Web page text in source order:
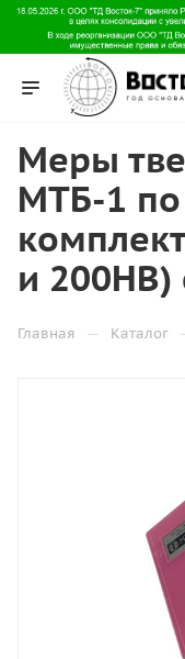
Меры
МТБ-1
и
Главная — Каталог